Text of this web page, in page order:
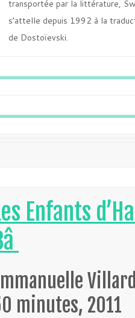
transportée par la littérature,
s’attelle depuis 1992 à la
de Dostoïevski.
Enfants
Villard
minutes, 2011